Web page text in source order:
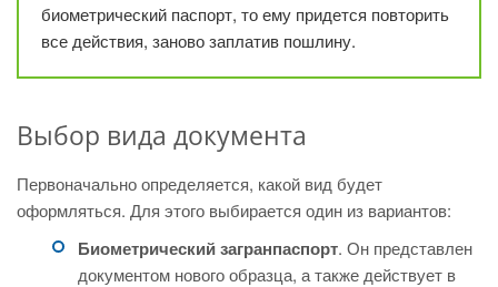
биометрический паспорт, то ему придется повторить
все действия, заново заплатив пошлину.
Выбор вида документа
Первоначально определяется, какой вид будет
оформляться. Для этого выбирается один из вариантов:
Биометрический загранпаспорт. Он представлен
документом нового образца, а также действует в